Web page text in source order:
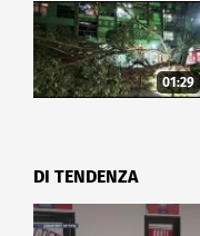
01:29
DI TENDENZA